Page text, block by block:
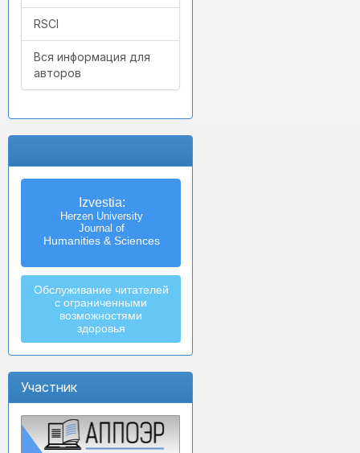
RSCI
Вся информация для
авторов
Izvestia:
Herzen University
Journal of
Humanities & Sciences
Обслуживание читателей
с ограниченными
возможностями
здоровья
Участник